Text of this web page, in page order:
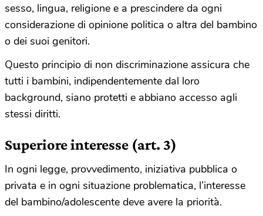
sesso, lingua, religione e a prescindere da ogni
considerazione di opinione politica o altra del bambino
o dei suoi genitori.
Questo principio di non discriminazione assicura che
tutti i bambini, indipendentemente dal loro
background, siano protetti e abbiano accesso agli
stessi diritti.
Superiore interesse (art. 3)
In ogni legge, provvedimento, iniziativa pubblica o
privata e in ogni situazione problematica, l’interesse
del bambino/adolescente deve avere la priorità.